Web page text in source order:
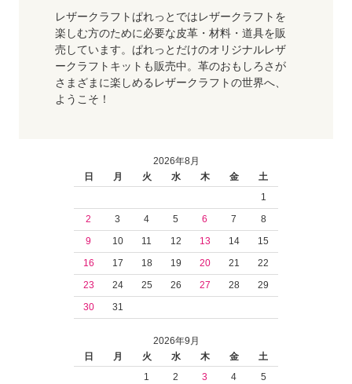
レザークラフトぱれっとではレザークラフトを
楽しむ方のために必要な皮革・材料・道具を販
売しています。ぱれっとだけのオリジナルレザ
ークラフトキットも販売中。革のおもしろさが
さまざまに楽しめるレザークラフトの世界へ、
ようこそ！
2026年8月
日
月 火 水 木 金
土
1
2
3 4 5 6 7
8
9
10 11 12 13 14
15
16
17 18 19 20 21
22
23
24 25 26 27 28
29
30
31
2026年9月
日
月 火 水 木 金
土
1
2 3 4
5